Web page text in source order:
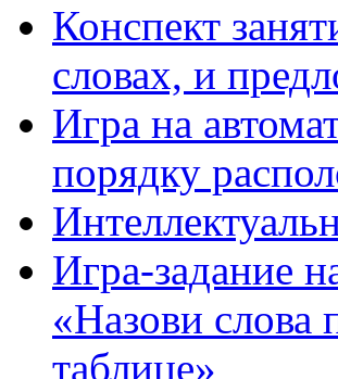
Конспект
словах, и
Игра на
порядку
Игра-задание
«Назови слова
таблице»